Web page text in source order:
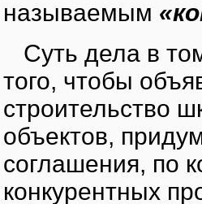
называемым
Суть дела в
того, чтобы
строительство
объектов,
соглашения, по
конкурентных